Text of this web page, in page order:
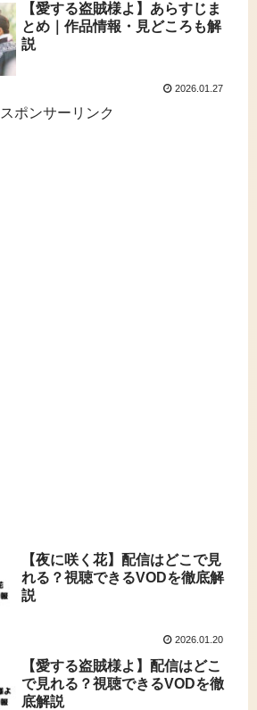
【愛する盗賊様よ】あらすじま
とめ｜作品情報・見どころも解
説
2026.01.27
スポンサーリンク
【夜に咲く花】配信はどこで見
れる？視聴できるVODを徹底解
説
2026.01.20
【愛する盗賊様よ】配信はどこ
で見れる？視聴できるVODを徹
底解説